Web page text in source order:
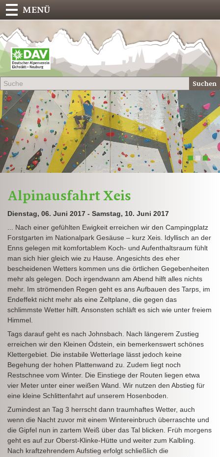
Suchen
MENÜ
1 2 3
Alpinausfahrt Xeis
Dienstag, 06. Juni 2017 - Samstag, 10. Juni 2017
... Nach einer gefühlten Ewigkeit erreichen wir den Campingplatz
Forstgarten im Nationalpark Gesäuse ­– kurz Xeis. Idyllisch an der
Enns gelegen mit komfortablem Koch- und Aufenthaltsraum fühlt
man sich hier gleich wie zu Hause. Angesichts des eher
bescheidenen Wetters kommen uns die örtlichen Gegebenheiten
mehr als gelegen. Doch irgendwann am Abend hilft alles nichts
mehr. Im strömenden Regen geht es ans Aufbauen des Tarps, im
Endeffekt nicht mehr als eine Zeltplane, die gegen das
schlimmste Wetter hilft. Ansonsten schläft es sich wie unter freiem
Himmel.
Tags darauf geht es nach Johnsbach. Nach längerem Zustieg
erreichen wir den Kleinen Ödstein, ein bemerkenswert schönes
Klettergebiet. Die instabile Wetterlage lässt jedoch keine
Begehung der hohen Plattenwand zu. Zudem liegt noch
Restschnee vom Winter. Die Einstiege der Routen liegen etwa
vier Meter unter einer weißen Wand. Wir nutzen den Abstieg für
eine kleine Schlittenfahrt auf unserem Hosenboden.
Zumindest an Tag 3 herrscht dann traumhaftes Wetter, auch
wenn die Nacht zuvor mit einem Wintereinbruch überraschte und
die Gipfel nun in zartem Weiß über das Tal blicken. Früh morgens
geht es auf zur Oberst-Klinke-Hütte und weiter zum Kalbling.
Nach kraftzehrendem Aufstieg erfolgt schließlich die